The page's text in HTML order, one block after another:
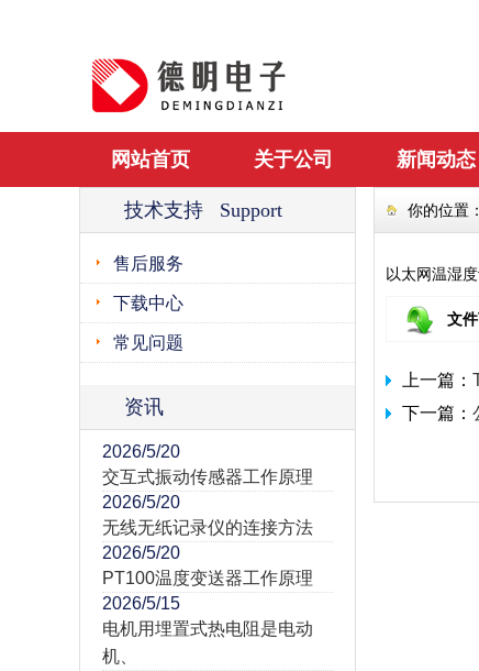
网站首页 关于公司 新闻动态
技术支持 Support
售后服务
下载中心
常见问题
资讯
2026/5/20
交互式振动传感器工作原理
2026/5/20
无线无纸记录仪的连接方法
2026/5/20
PT100温度变送器工作原理
2026/5/15
电机用埋置式热电阻是电动
机、
你的位置：
以太网温湿
文件
上一篇：
下一篇：